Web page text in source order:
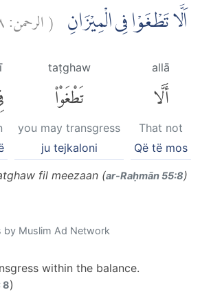
اَلَّا تَطْغَوْا فِى الْمِيْزَانِ (الرحمن:
allā
أَلَّا
That not
Që të mos
taṭghaw
تَطْغَوْا۟
you may transgress
ju tejkaloni
fil meezaan (ar-Raḥmān 55:8)
by Muslim Ad Network
within the balance.
8)